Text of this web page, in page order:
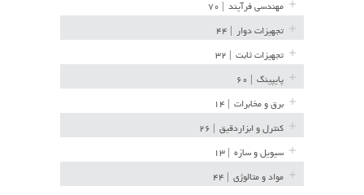
مهندسی فرآیند
تجهیزات دوار
تجهیزات ثابت
پایپینگ
برق و مخابرات
کنترل و ابزاردقیق
سیویل و سازه
مواد و متالوژی